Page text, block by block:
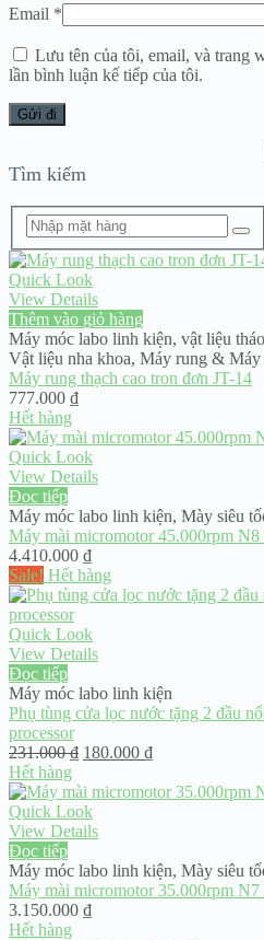
Email *
Lưu tên của tôi, email, và trang
lần bình luận kế tiếp của tôi.
Tìm kiếm
Quick Look
View Details
Thêm vào giỏ hàng
Máy móc labo linh kiện, vật liệu
Vật liệu nha khoa, Máy rung & Máy
Máy rung thạch cao tron đơn JT-14
777.000 ₫
Hết hàng
Quick Look
View Details
Đọc tiếp
Máy móc labo linh kiện, Mày siêu
Máy mài micromotor 45.000rpm
4.410.000 ₫
Sale! Hết hàng
Quick Look
View Details
Đọc tiếp
Máy móc labo linh kiện
Phụ tùng cửa lọc nước tặng 2 đầu
processor
231.000₫ Giá
là:
231.000 ₫.
180.000 ₫Giá
tại
Hết hàng
Quick Look
View Details
Đọc tiếp
Máy móc labo linh kiện, Mày siêu
Máy mài micromotor 35.000rpm N7
3.150.000 ₫
Hết hàng